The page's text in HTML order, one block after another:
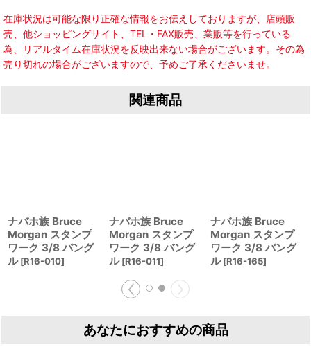
在庫状況は可能な限り正確な情報をお伝えしておりますが、店頭販
売、他ショッピングサイト、TEL・FAX販売、業販等を行っている
為、リアルタイム在庫状況を反映出来ない場合がございます。その為
売り切れの場合がございますので、予めご了承くださいませ。
関連商品
ナバホ族 Bruce
Morgan スタンプ
ワーク 3/8 バング
ル [R16-010]
ナバホ族 Bruce
Morgan スタンプ
ワーク 3/8 バング
ル [R16-011]
ナバホ族 Bruce
Morgan スタンプ
ワーク 3/8 バング
ル [R16-165]
あなたにおすすめの商品